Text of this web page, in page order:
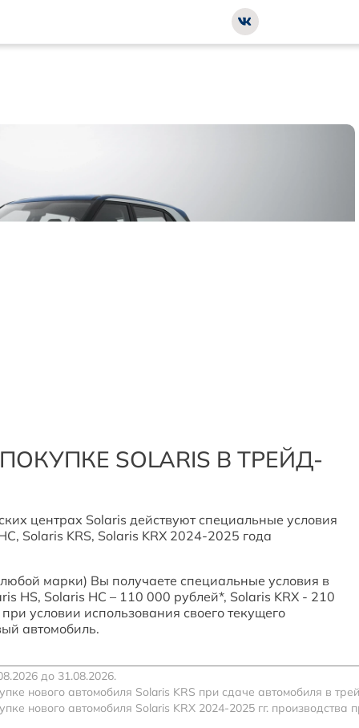
SOLARIS В ТРЕЙД-
центрах Solaris действуют специальные условия
Solaris KRS, Solaris KRX 2024-2025 года
марки) Вы получаете специальные условия в
HS, Solaris HC – 110 000 рублей*, Solaris KRX - 210
условии использования своего текущего
автомобиль.
до 31.08.2026.
нового автомобиля Solaris KRS при сдаче автомобиля в
нового автомобиля Solaris KRX 2024-2025 гг.